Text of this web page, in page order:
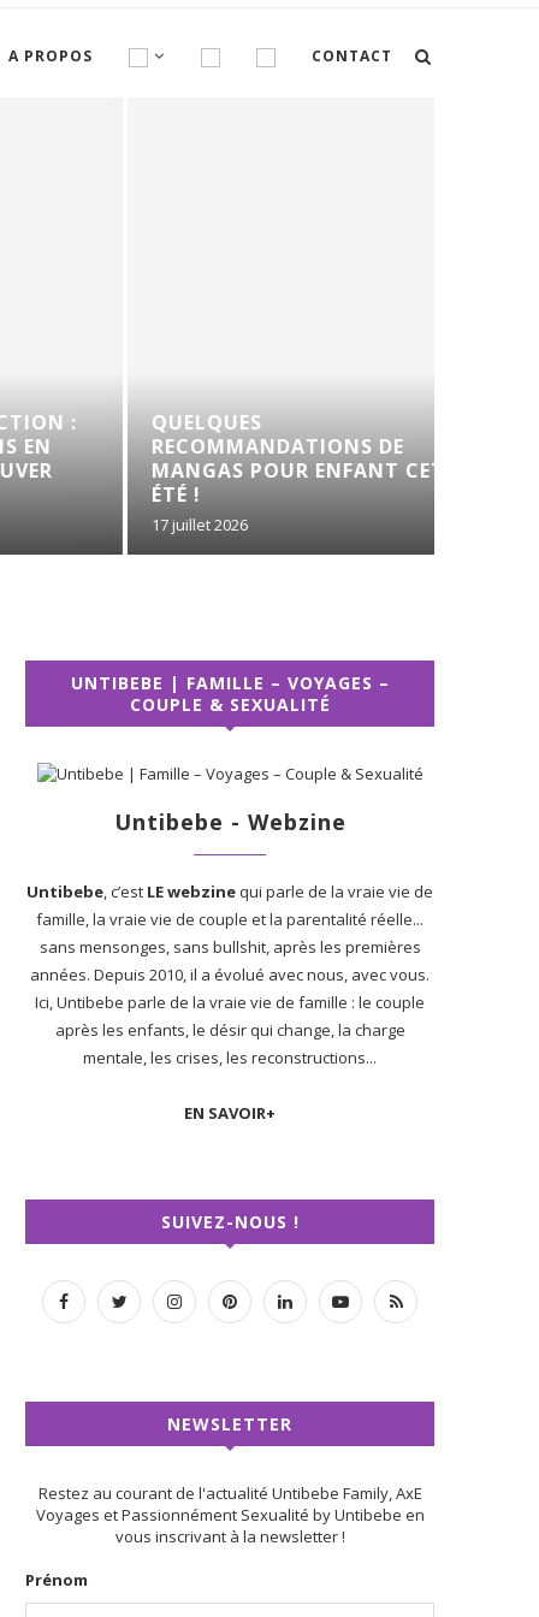
A PROPOS CONTACT
:
QUELQUES
RECOMMANDATIONS DE
MANGAS POUR ENFANT CET
ÉTÉ !
17 juillet 2026
UNTIBEBE | FAMILLE – VOYAGES –
COUPLE & SEXUALITÉ
Untibebe - Webzine
Untibebe, c’est LE webzinequi parle de la vraie vie de
famille, la vraie vie de couple et la parentalité réelle...
sans mensonges, sans bullshit, après les premières
années. Depuis 2010, il a évolué avec nous, avec vous.
Ici, Untibebe parle de la vraie vie de famille : le couple
après les enfants, le désir qui change, la charge
mentale, les crises, les reconstructions...
EN SAVOIR+
SUIVEZ-NOUS !
NEWSLETTER
Restez au courant de l'actualité Untibebe Family, AxE
Voyages et Passionnément Sexualité by Untibebe en
vous inscrivant à la newsletter !
Prénom